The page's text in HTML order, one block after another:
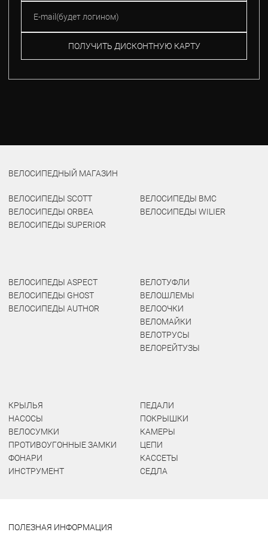
ПОЛУЧИТЬ ДИСКОНТНУЮ КАРТУ
ВЕЛОСИПЕДНЫЙ МАГАЗИН
ВЕЛОСИПЕДЫ SCOTT
ВЕЛОСИПЕДЫ ORBEA
ВЕЛОСИПЕДЫ SUPERIOR
ВЕЛОСИПЕДЫ BMC
ВЕЛОСИПЕДЫ WILIER
ВЕЛОСИПЕДЫ ASPECT
ВЕЛОСИПЕДЫ GHOST
ВЕЛОСИПЕДЫ AUTHOR
ВЕЛОТУФЛИ
ВЕЛОШЛЕМЫ
ВЕЛООЧКИ
ВЕЛОМАЙКИ
ВЕЛОТРУСЫ
ВЕЛОРЕЙТУЗЫ
КРЫЛЬЯ
НАСОСЫ
ВЕЛОСУМКИ
ПРОТИВОУГОННЫЕ ЗАМКИ
ФОНАРИ
ИНСТРУМЕНТ
ПЕДАЛИ
ПОКРЫШКИ
КАМЕРЫ
ЦЕПИ
КАССЕТЫ
СЕДЛА
ПОЛЕЗНАЯ ИНФОРМАЦИЯ